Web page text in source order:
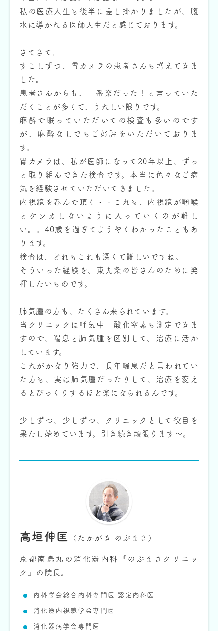
私の医療人生も後半に差し掛かりましたが、腹
水に導かれる医師人生だと感じております。
さてさて。
すこしずつ、胃カメラの患者さんも増えてきま
した。
患者さんからも、一番楽だった！と言っていた
だくことが多くて、うれしい限りです。
麻酔で眠っていただいての検査も多いのです
が、麻酔なしでもご好評をいただいておりま
す。
胃カメラは、私が医師になって20年以上、ずっ
と取り組んできた検査です。本当に色々なご病
気を経験させていただいてきました。
内視鏡を呑んで頂く・・これも、内視鏡が咽喉
とケンカしないように入っていくのが難し
い。。40歳を過ぎてようやくわかったこともあ
ります。
検査は、どれもこれも深くて難しいですね。
そういった経験を、東九条の皆さんのために発
揮したいものです。
肺気腫の方も、たくさん来られています。
当クリニックは呼気中一酸化窒素も測定できま
すので、喘息と肺気腫を区別して、治療に活か
しています。
これがかなり強力で、長年喘息だと言われてい
た方も、実は肺気腫だったりして、治療を変え
るとびっくりするほど楽になられるんです。
少しずつ、少しずつ、クリニックとして役目を
果たし始めています。引き続き頑張ります～。
高垣伸匡 （たかがき のぶまさ）
京都南烏丸の消化器内科『のぶまさクリニッ
ク』の院長。
内科学会総合内科専門医 認定内科医
消化器内視鏡学会専門医
消化器病学会専門医